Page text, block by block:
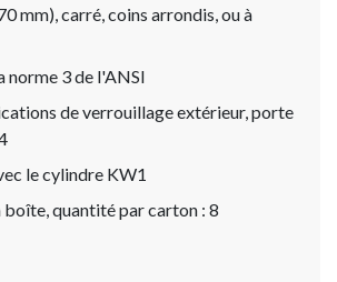
mm), carré, coins arrondis, ou à
norme 3 de l'ANSI
de verrouillage extérieur, porte
le cylindre KW1
boîte, quantité par carton : 8